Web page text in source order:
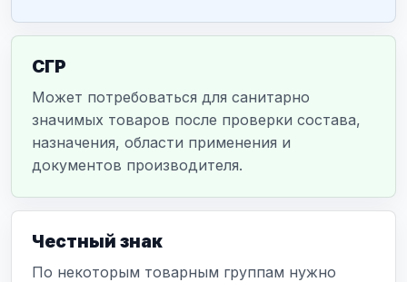
СГР
Может потребоваться для санитарно
значимых товаров после проверки состава,
назначения, области применения и
документов производителя.
Честный знак
По некоторым товарным группам нужно